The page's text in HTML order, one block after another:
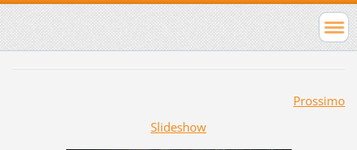
Prossimo
Slideshow